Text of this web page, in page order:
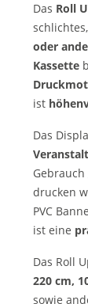
Das Roll
oder
Kassette
ist
Das
drucken
PVC
ist eine
Das Roll
220 cm,
sowie